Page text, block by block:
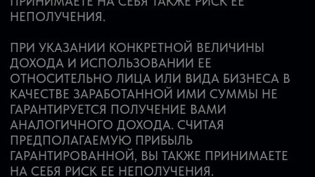
ВЕЛИЧИНА ДОХОДА И ЕЕ ДЕНЕЖНОЕ
ИНФОРМАЦИЕЙ ОБ УСПЕШНОСТИ ВАШЕЙ
ДЕЯТЕЛЬНОСТИ В БУДУЩЕМ, А ТАКЖЕ
КАСАЮЩЕЙСЯ ЛИЧНО ВАС, ВАШИХ АНКЕТНЫХ
ДАННЫХ, ИСПОЛЬЗУЕМЫХ ЭТИЧЕСКИХ
ПРИНЦИПАХ, ДЕЛОВЫХ НАВЫКАХ ИЛИ
АЛГОРИТМАХ ДЕЯТЕЛЬНОСТИ, И НЕ
ГАРАНТИРУЕМ ВЫТЕКАЮЩЕЙ ОТСЮДА
ВЕРОЯТНОСТИ ПОЛУЧЕНИЯ КАКИХ-ЛИБО
БОЛЬШИХ, МАЛЫХ ИЛИ ВООБЩЕ КАКИХ-ЛИБО
ДЕНЕЖНЫХ СУММ. МЫ НЕ ГАРАНТИРУЕМ
ПОЛУЧЕНИЕ ВАМИ АНАЛОГИЧНЫХ СУММ.
СЧИТАЯ ПРЕДПОЛАГАЕМУЮ ПРИБЫЛЬ